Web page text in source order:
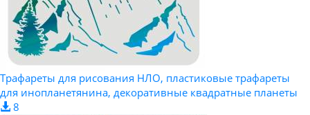
Трафареты для рисования НЛО, пластиковые трафареты
для инопланетянина, декоративные квадратные планеты
8